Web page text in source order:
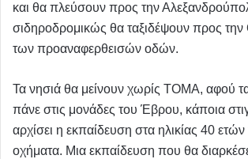
και θα πλεύσουν προς την
σιδηροδρομικώς θα ταξιδέψουν προς
των προαναφερθεισών οδών.
Τα νησιά θα μείνουν χωρίς ΤΟΜΑ, αφού
πάνε στις μονάδες του Έβρου, κάποια
αρχίσει η εκπαίδευση στα ηλικίας 40 ετών
οχήματα. Μια εκπαίδευση που θα